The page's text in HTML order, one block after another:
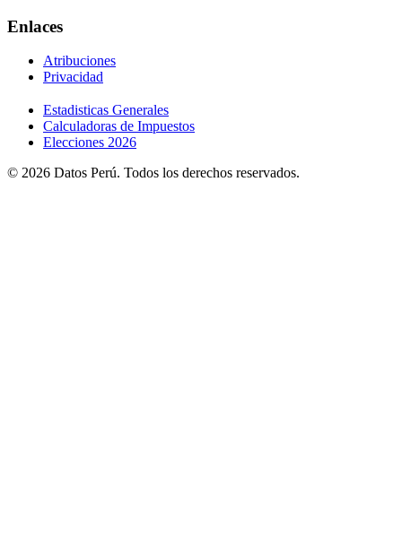
Enlaces
Atribuciones
Privacidad
Estadisticas Generales
Calculadoras de Impuestos
Elecciones 2026
© 2026 Datos Perú. Todos los derechos reservados.